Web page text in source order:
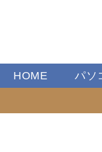
HOME パソ